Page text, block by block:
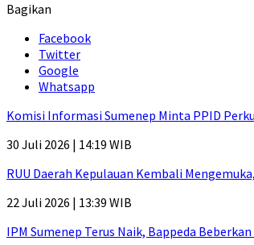
Bagikan
Facebook
Twitter
Google
Whatsapp
Komisi Informasi Sumenep Minta PPID
30 Juli 2026 | 14:19 WIB
RUU Daerah Kepulauan Kembali
22 Juli 2026 | 13:39 WIB
IPM Sumenep Terus Naik, Bappeda